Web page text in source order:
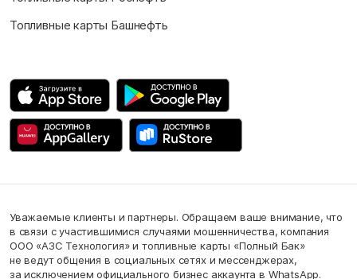
Топливные карты Башнефть
Уважаемые клиенты и партнеры. Обращаем ваше внимание, что
в связи с участившимися случаями мошенничества, компания
ООО «АЗС Технология» и топливные карты «Полный Бак»
не ведут общения в социальных сетях и мессенджерах,
за исключением официального бизнес аккаунта в WhatsApp.